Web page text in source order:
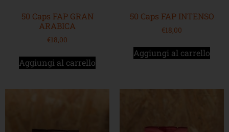
50 Caps FAP GRAN
ARABICA
€18,00
Aggiungi al carrello
50 Caps FAP INTENSO
€18,00
Aggiungi al carrello